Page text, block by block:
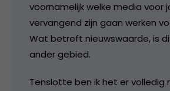
voornamelijk welke media voor
vervangend zijn gaan werken
Wat betreft nieuwswaarde, is
ander gebied.
Tenslotte ben ik het er volledig